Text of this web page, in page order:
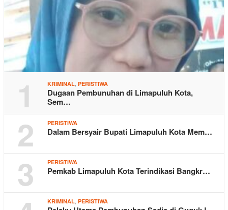
1 KRIMINAL, PERISTIWA
Dugaan Pembunuhan di Limapuluh Kota,
Sem…
2 PERISTIWA
Dalam Bersyair Bupati Limapuluh Kota Mem…
3 PERISTIWA
Pemkab Limapuluh Kota Terindikasi Bangkr…
KRIMINAL, PERISTIWA